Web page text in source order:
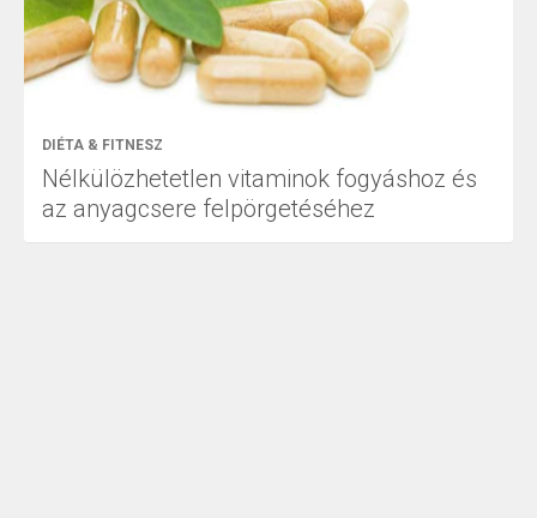
DIÉTA & FITNESZ
Nélkülözhetetlen vitaminok fogyáshoz és
az anyagcsere felpörgetéséhez